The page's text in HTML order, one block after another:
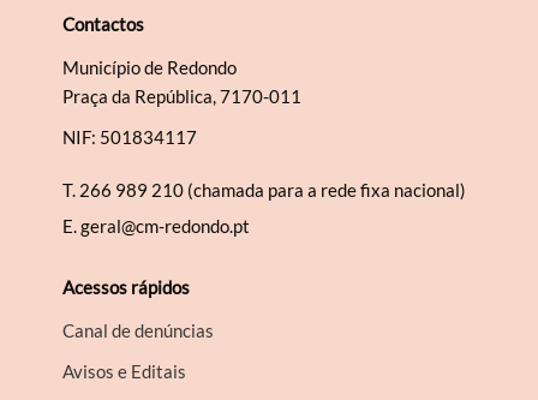
Contactos
Município de Redondo
Praça da República, 7170-011
NIF: 501834117
T. 266 989 210 (chamada para a rede fixa nacional)
E.geral@cm-redondo.pt
Acessos rápidos
Canal de denúncias
Avisos e Editais